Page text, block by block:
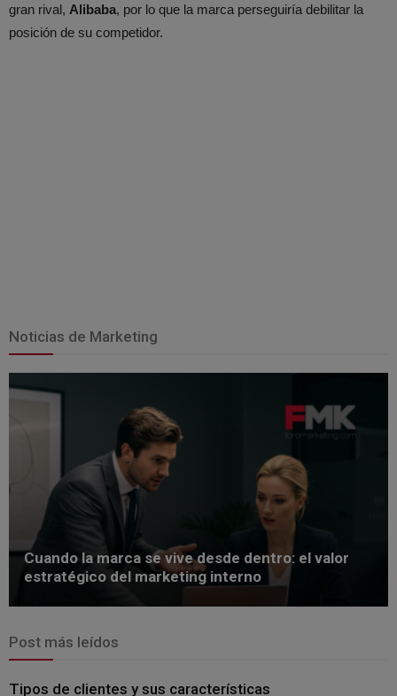
gran rival, Alibaba, por lo que la marca perseguiría debilitar la
posición de su competidor.
Noticias de Marketing
Cuando la marca se vive desde dentro: el valor
estratégico del marketing interno
Post más leídos
Tipos de clientes y sus características